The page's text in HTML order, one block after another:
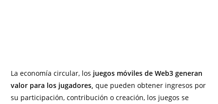
La economía circular, los juegos móviles de Web3 generan
valor para los jugadores, que pueden obtener ingresos por
su participación, contribución o creación, los juegos se